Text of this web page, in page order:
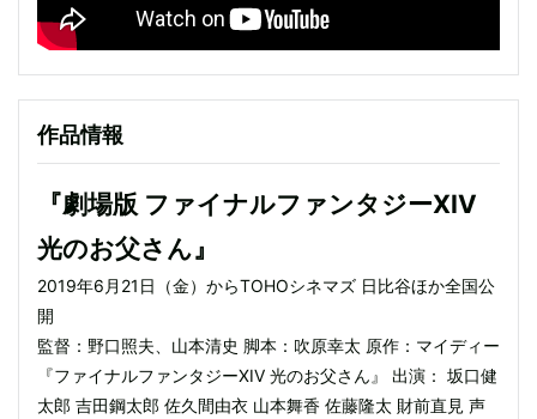
作品情報
『劇場版 ファイナルファンタジーXIV
光のお父さん』
2019年6月21日（金）からTOHOシネマズ 日比谷ほか全国公
開
監督：野口照夫、山本清史 脚本：吹原幸太 原作：マイディー
『ファイナルファンタジーXIV 光のお父さん』 出演： 坂口健
太郎 吉田鋼太郎 佐久間由衣 山本舞香 佐藤隆太 財前直見 声